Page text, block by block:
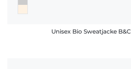
Unisex Bio Sweatjacke B&C